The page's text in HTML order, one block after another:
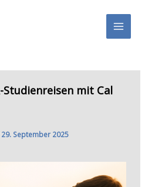
mit Cal
29. September 2025